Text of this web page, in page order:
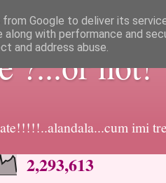
?...or not!
imi
2,293,613
Google to deliver its
along with performance and
and address abuse.